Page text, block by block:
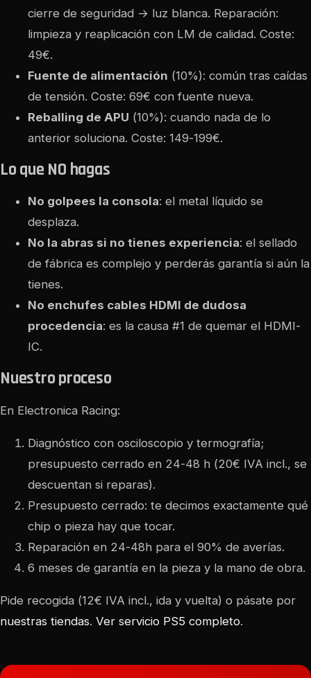
cierre de seguridad → luz blanca. Reparación:
limpieza y reaplicación con LM de calidad. Coste:
49€.
Fuente de alimentación (10%): común tras caídas
de tensión. Coste: 69€ con fuente nueva.
Reballing de APU (10%): cuando nada de lo
anterior soluciona. Coste: 149-199€.
Lo que NO hagas
No golpees la consola: el metal líquido se
desplaza.
No la abras si no tienes experiencia: el sellado
de fábrica es complejo y perderás garantía si aún la
tienes.
No enchufes cables HDMI de dudosa
procedencia: es la causa #1 de quemar el HDMI-
IC.
Nuestro proceso
En Electronica Racing:
Diagnóstico con osciloscopio y termografía;
presupuesto cerrado en 24-48 h (20€ IVA incl., se
descuentan si reparas).
Presupuesto cerrado: te decimos exactamente qué
chip o pieza hay que tocar.
Reparación en 24-48h para el 90% de averías.
6 meses de garantía en la pieza y la mano de obra.
Pide recogida (12€ IVA incl., ida y vuelta) o pásate por
nuestras tiendas. Ver servicio PS5 completo.